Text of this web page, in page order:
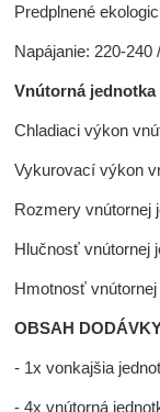
Predplnené
Napájanie: 220-240
Vnútorná jednotka
Chladiaci výkon
Vykurovací výkon
Rozmery vnútornej
Hlučnosť vnútornej
Hmotnosť
OBSAH
- 1x vonkajšia
- 4x vnútorná